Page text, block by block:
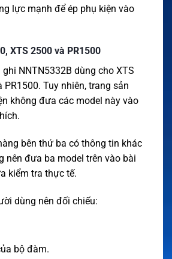
lực mạnh để ép phụ kiện vào
XTS 2500 và PR1500
NNTN5332B dùng cho XTS
PR1500. Tuy nhiên, trang sản
không đưa các model này vào
bên thứ ba có thông tin khác
nên đưa ba model trên vào bài
kiểm tra thực tế.
dùng nên đối chiếu:
bộ đàm.